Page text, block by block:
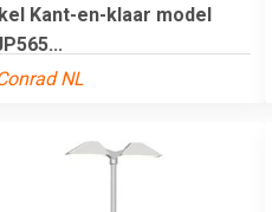
Kant-en-klaar model
NL